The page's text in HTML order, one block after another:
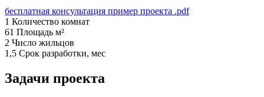
бесплатная консультация пример проекта .pdf
1 Количество комнат
61 Площадь м²
2 Число жильцов
1,5 Срок разработки, мес
Задачи проекта